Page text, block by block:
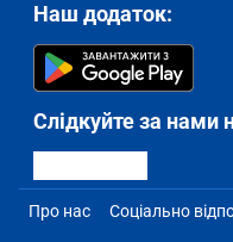
Наш додаток:
Слідкуйте за нами
Про нас Соціально